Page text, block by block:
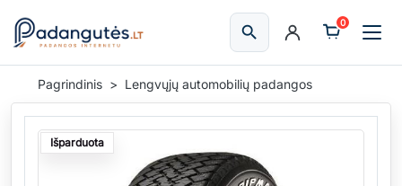
searchIeškoti
0
Pagrindinis Lengvųjų automobilių padangos
Išparduota